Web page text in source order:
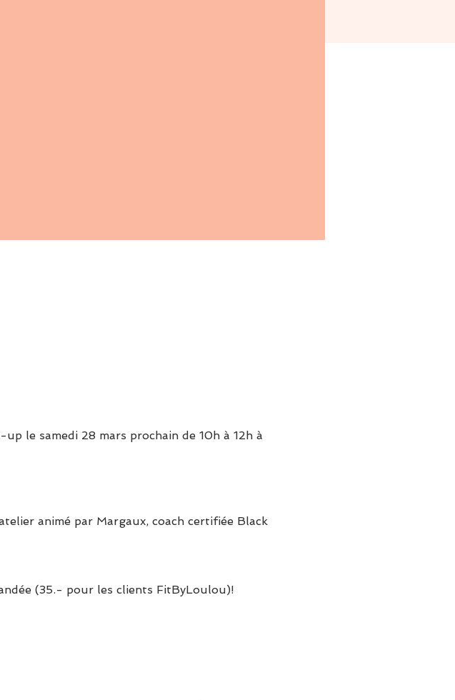
le samedi 28 mars prochain de 10h à 12h à
animé par Margaux, coach certifiée Black
(35.- pour les clients FitByLoulou)!